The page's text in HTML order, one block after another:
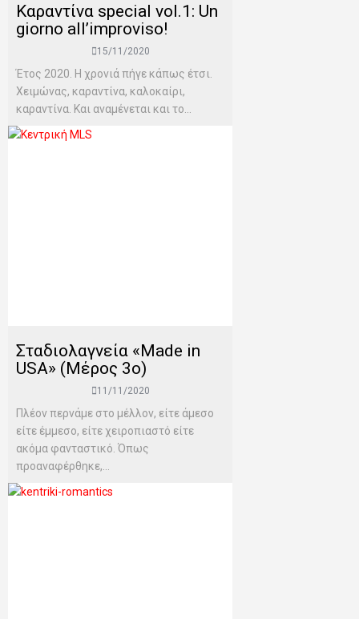
Καραντίνα special vol.1: Un
giorno all’improviso!
15/11/2020
Έτος 2020. Η χρονιά πήγε κάπως έτσι.
Χειμώνας, καραντίνα, καλοκαίρι,
καραντίνα. Και αναμένεται και το...
Σταδιολαγνεία «Made in
USA» (Μέρος 3o)
11/11/2020
Πλέον περνάμε στο μέλλον, είτε άμεσο
είτε έμμεσο, είτε χειροπιαστό είτε
ακόμα φανταστικό. Όπως
προαναφέρθηκε,...